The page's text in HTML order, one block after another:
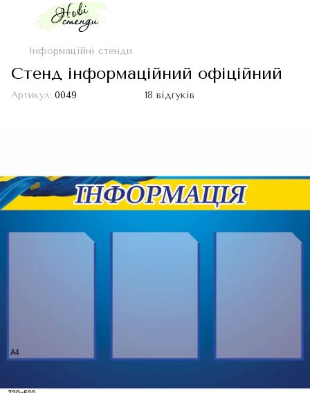
Інформаційні стенди
Стенд інформаційний офіційний
Артикул: 0049 18 відгуків